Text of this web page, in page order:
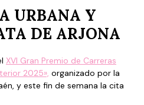
URBANA Y
DE ARJONA
XVI Gran Premio de Carreras
2025», organizado por la
y este fin de semana la cita